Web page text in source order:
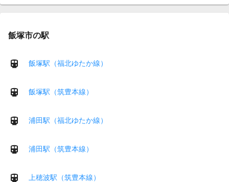
飯塚市の駅
飯塚駅（福北ゆたか線）
飯塚駅（筑豊本線）
浦田駅（福北ゆたか線）
浦田駅（筑豊本線）
上穂波駅（筑豊本線）